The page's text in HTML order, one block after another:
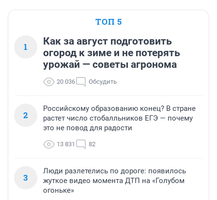
ТОП 5
1
Как за август подготовить
огород к зиме и не потерять
урожай — советы агронома
20 036 Обсудить
2
Российскому образованию конец? В стране
растет число стобалльников ЕГЭ — почему
это не повод для радости
13 831 82
3
Люди разлетелись по дороге: появилось
жуткое видео момента ДТП на «Голубом
огоньке»